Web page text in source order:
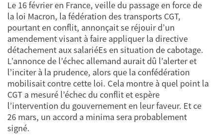
Le 16 février en France, veille du passage en force de
la loi Macron, la fédération des transports CGT,
pourtant en conflit, annonçait se réjouir d’un
amendement visant à faire appliquer la directive
détachement aux salariéEs en situation de cabotage.
L’annonce de l’échec allemand aurait dû l’alerter et
l’inciter à la prudence, alors que la confédération
mobilisait contre cette loi. Cela montre à quel point la
CGT a mesuré l’échec du conflit et espère
l’intervention du gouvernement en leur faveur. Et ce
26 mars, un accord a minima sera probablement
signé.